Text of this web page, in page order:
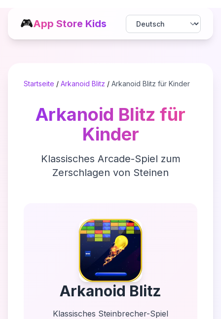
🎮App Store Kids
Startseite / Arkanoid Blitz / Arkanoid Blitz für Kinder
Arkanoid Blitz für
Kinder
Klassisches Arcade-Spiel zum
Zerschlagen von Steinen
Arkanoid Blitz
Klassisches Steinbrecher-Spiel